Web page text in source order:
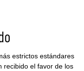
estrictos estándares
recibido el favor de los